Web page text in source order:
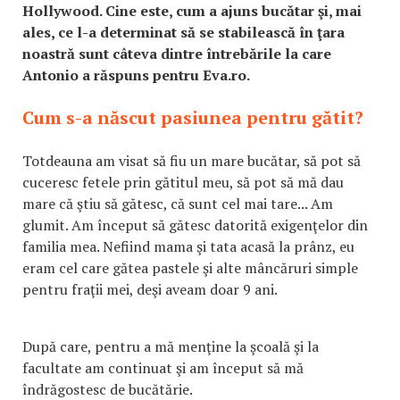
Hollywood. Cine este, cum a ajuns bucătar şi, mai
ales, ce l-a determinat să se stabilească în ţara
noastră sunt câteva dintre întrebările la care
Antonio a răspuns pentru Eva.ro.
Cum s-a născut pasiunea pentru gătit?
Totdeauna am visat să fiu un mare bucătar, să pot să
cuceresc fetele prin gătitul meu, să pot să mă dau
mare că ştiu să gătesc, că sunt cel mai tare... Am
glumit. Am început să gătesc datorită exigenţelor din
familia mea. Nefiind mama şi tata acasă la prânz, eu
eram cel care gătea pastele şi alte mâncăruri simple
pentru fraţii mei, deşi aveam doar 9 ani.
După care, pentru a mă menţine la şcoală şi la
facultate am continuat şi am început să mă
îndrăgostesc de bucătărie.